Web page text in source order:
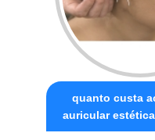
quanto custa
auricular